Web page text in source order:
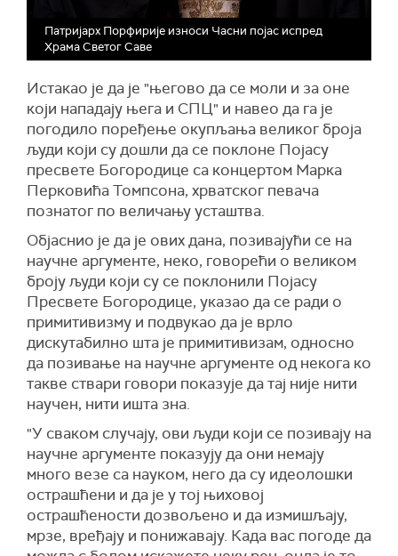
Патријарх Порфирије износи Часни појас испред
Храма Светог Саве
Истакао је да је "његово да се моли и за оне
који нападају њега и СПЦ" и навео да га је
погодило поређење окупљања великог броја
људи који су дошли да се поклоне Појасу
пресвете Богородице са концертом Марка
Перковића Томпсона, хрватског певача
познатог по величању усташтва.
Објаснио је да је ових дана, позивајући се на
научне аргументе, неко, говорећи о великом
броју људи који су се поклонили Појасу
Пресвете Богородице, указао да се ради о
примитивизму и подвукао да је врло
дискутабилно шта је примитивизам, односно
да позивање на научне аргументе од некога ко
такве ствари говори показује да тај није нити
научен, нити ишта зна.
"У сваком случају, ови људи који се позивају на
научне аргументе показују да они немају
много везе са науком, него да су идеолошки
острашћени и да је у тој њиховој
острашћености дозвољено и да измишљају,
мрзе, вређају и понижавају. Када вас погоде да